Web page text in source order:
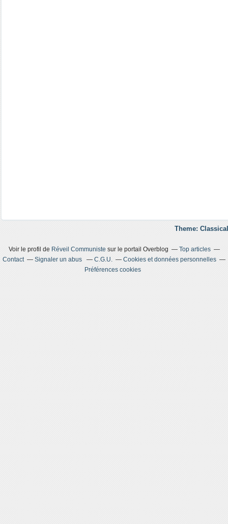
Theme:
Voir le profil de Réveil Communiste sur le portail Overblog
Top articles
Contact
Signaler un abus C.G.U.
Cookies et données personnelles
Préférences cookies